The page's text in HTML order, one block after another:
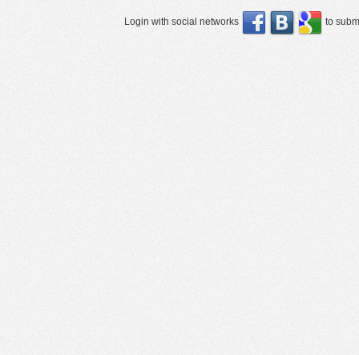
Login with social networks to